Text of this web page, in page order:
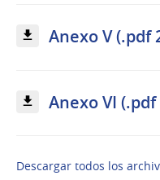
Anexo V (.pdf
Anexo VI (.pdf
Descargar todos los